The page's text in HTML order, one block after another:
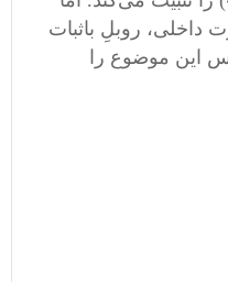
داخلی، روبلِ باثبات
این موضوع را